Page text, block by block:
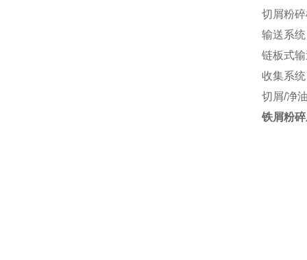
切屑粉
输送系统
链板式
收集系统
切屑/净
铁屑粉